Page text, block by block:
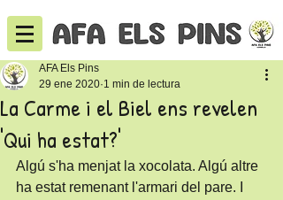
La Carme i el Biel ens revelen
'Qui ha estat?'
AFA Els Pins
29 ene 2020 1 min de lectura
Algú s'ha menjat la xocolata. Algú altre
ha estat remenant l'armari del pare. I